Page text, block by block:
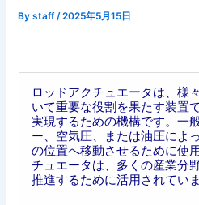
Bystaff /2025年5月15日
ロッドアクチュエータは、様
いて重要な役割を果たす装置
実現するための機構です。一
ー、空気圧、または油圧によ
の位置へ移動させるために使
チュエータは、多くの産業分
推進するために活用されていま